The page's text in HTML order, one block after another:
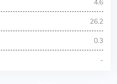
26.2
0.3
-